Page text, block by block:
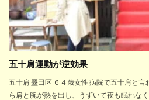
五十肩運動が逆効果
五十肩 墨田区 ６４歳女性 病院で五十肩と
ら肩と腕が熱を出し、うずいて夜も眠れな